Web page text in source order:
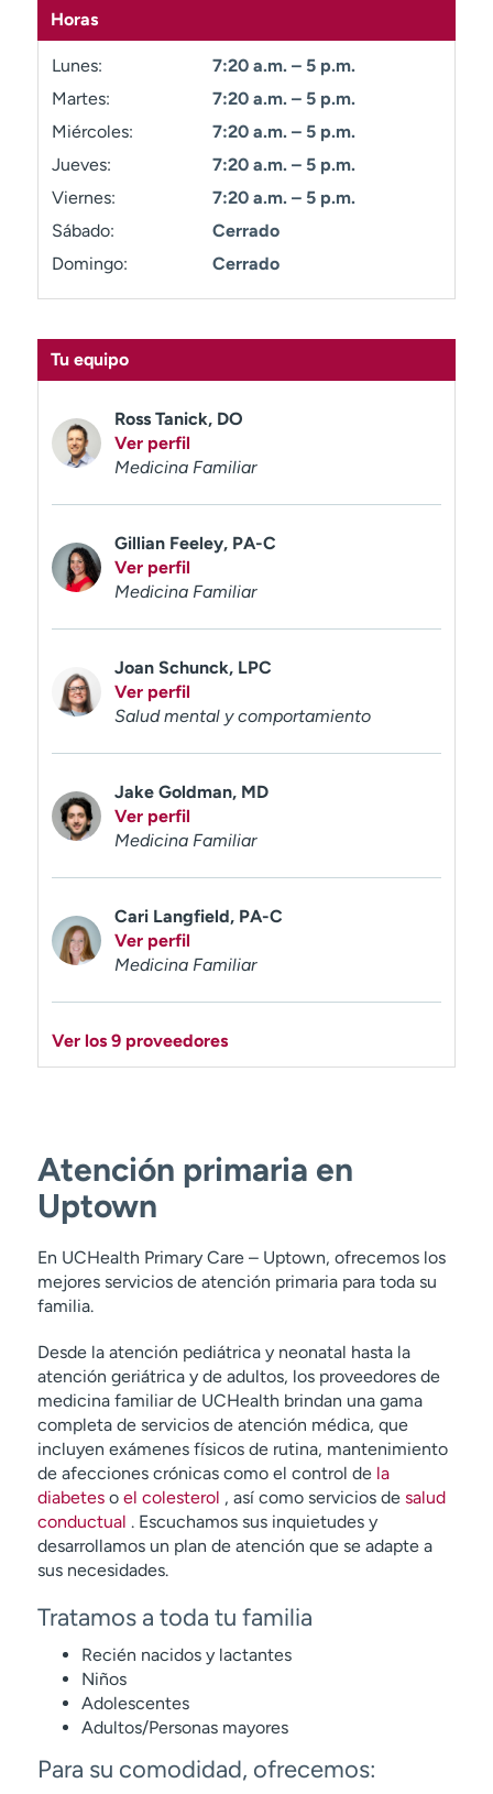
Horas
Lunes:
7:20 a.m. – 5 p.m.
Martes:
7:20 a.m. – 5 p.m.
Miércoles:
7:20 a.m. – 5 p.m.
Jueves:
7:20 a.m. – 5 p.m.
Viernes:
7:20 a.m. – 5 p.m.
Sábado:
Cerrado
Domingo:
Cerrado
Tu equipo
Ross Tanick, DO
Ver perfil
Medicina Familiar
Gillian Feeley, PA-C
Ver perfil
Medicina Familiar
Joan Schunck, LPC
Ver perfil
Salud mental y comportamiento
Jake Goldman, MD
Ver perfil
Medicina Familiar
Cari Langfield, PA-C
Ver perfil
Medicina Familiar
Ver los 9 proveedores
Atención primaria en
Uptown
En UCHealth Primary Care – Uptown, ofrecemos los
mejores servicios de atención primaria para toda su
familia.
Desde la atención pediátrica y neonatal hasta la
atención geriátrica y de adultos, los proveedores de
medicina familiar de UCHealth brindan una gama
completa de servicios de atención médica, que
incluyen exámenes físicos de rutina, mantenimiento
de afecciones crónicas como el control de la
diabeteso el colesterol , así como servicios de salud
conductual . Escuchamos sus inquietudes y
desarrollamos un plan de atención que se adapte a
sus necesidades.
Tratamos a toda tu familia
Recién nacidos y lactantes
Niños
Adolescentes
Adultos/Personas mayores
Para su comodidad, ofrecemos: